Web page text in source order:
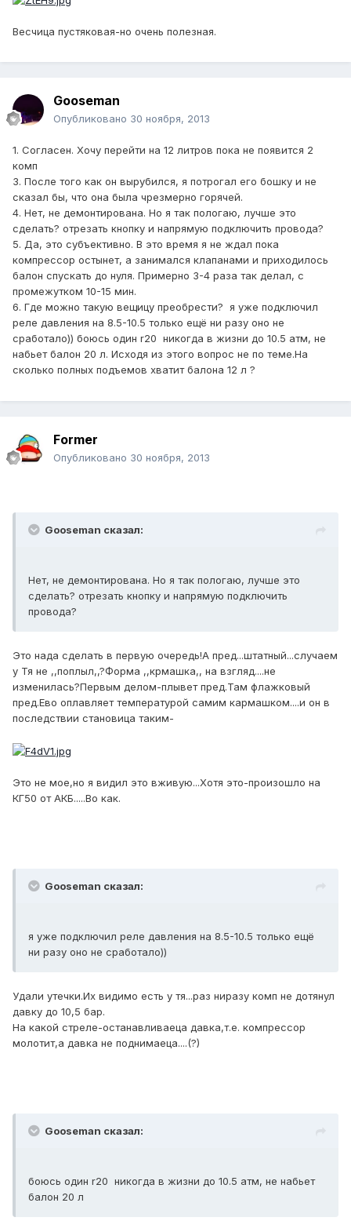
Весчица пустяковая-но очень полезная.
Gooseman
Опубликовано 30 ноября, 2013
1. Согласен. Хочу перейти на 12 литров пока не появится 2
комп
3. После того как он вырубился, я потрогал его бошку и не
сказал бы, что она была чрезмерно горячей.
4. Нет, не демонтирована. Но я так пологаю, лучше это
сделать? отрезать кнопку и напрямую подключить провода?
5. Да, это субъективно. В это время я не ждал пока
компрессор остынет, а занимался клапанами и приходилось
балон спускать до нуля. Примерно 3-4 раза так делал, с
промежутком 10-15 мин.
6. Где можно такую вещицу преобрести? я уже подключил
реле давления на 8.5-10.5 только ещё ни разу оно не
сработало)) боюсь один r20 никогда в жизни до 10.5 атм, не
набьет балон 20 л. Исходя из этого вопрос не по теме.На
сколько полных подъемов хватит балона 12 л ?
Former
Опубликовано 30 ноября, 2013
Gooseman сказал:
Нет, не демонтирована. Но я так пологаю, лучше это
сделать? отрезать кнопку и напрямую подключить
провода?
Это нада сделать в первую очередь!А пред...штатный...случаем
у Тя не ,,поплыл,,?Форма ,,крмашка,, на взгляд....не
изменилась?Первым делом-плывет пред.Там флажковый
пред.Ево оплавляет температурой самим кармашком....и он в
последствии становица таким-
Это не мое,но я видил это вживую...Хотя это-произошло на
КГ50 от АКБ.....Во как.
Gooseman сказал:
я уже подключил реле давления на 8.5-10.5 только ещё
ни разу оно не сработало))
Удали утечки.Их видимо есть у тя...раз ниразу комп не дотянул
давку до 10,5 бар.
На какой стреле-останавливаеца давка,т.е. компрессор
молотит,а давка не поднимаеца....(?)
Gooseman сказал:
боюсь один r20 никогда в жизни до 10.5 атм, не набьет
балон 20 л